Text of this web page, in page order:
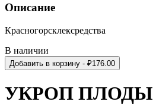
Описание
Красногорсклексредства
В наличии
Добавить в корзину - ₽176.00
УКРОП ПЛОДЫ